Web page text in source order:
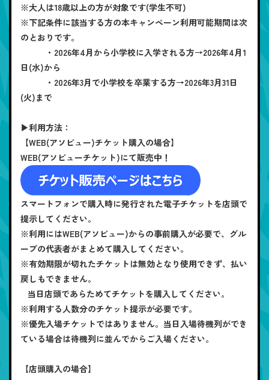
※大人は18歳以上の方が対象です(学生不可)
※下記条件に該当する方の本キャンペーン利用可能期間は次
のとおりです。
・2026年4月から小学校に入学される方→2026年4月1
日(水)から
・2026年3月で小学校を卒業する方→2026年3月31日
(火)まで
▶利用方法：
【WEB(アソビュー)チケット購入の場合】
WEB(アソビューチケット)にて販売中！
スマートフォンで購入時に発行された電子チケットを店頭で
提示してください。
※利用にはWEB(アソビュー)からの事前購入が必要で、グル
ープの代表者がまとめて購入してください。
※有効期限が切れたチケットは無効となり使用できず、払い
戻しもできません。
当日店頭であらためてチケットを購入してください。
※利用する人数分のチケット提示が必要です。
※優先入場チケットではありません。当日入場待機列ができ
ている場合は待機列に並んでからご入場ください。
【店頭購入の場合】